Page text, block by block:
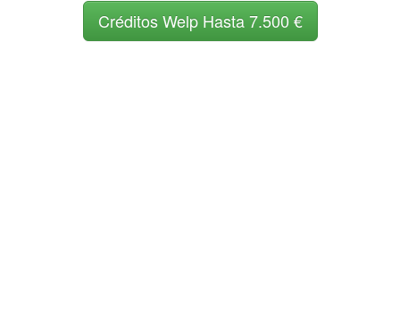
Créditos Welp Hasta 7.500 €